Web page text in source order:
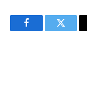
FacebookTwitter